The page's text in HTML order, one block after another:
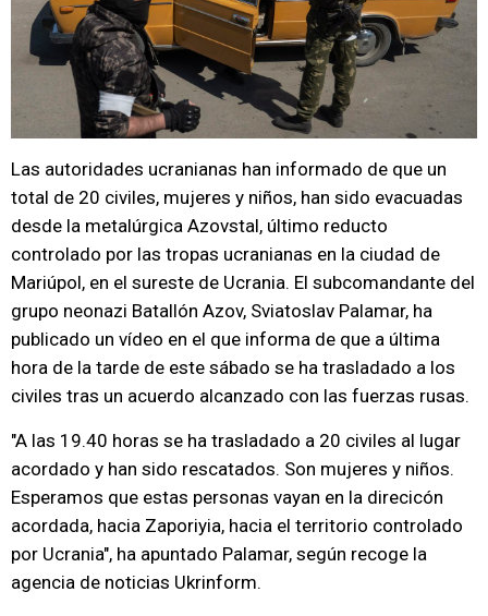
Las autoridades ucranianas han informado de que un
total de 20 civiles, mujeres y niños, han sido evacuadas
desde la metalúrgica Azovstal, último reducto
controlado por las tropas ucranianas en la ciudad de
Mariúpol, en el sureste de Ucrania. El subcomandante del
grupo neonazi Batallón Azov, Sviatoslav Palamar, ha
publicado un vídeo en el que informa de que a última
hora de la tarde de este sábado se ha trasladado a los
civiles tras un acuerdo alcanzado con las fuerzas rusas.
"A las 19.40 horas se ha trasladado a 20 civiles al lugar
acordado y han sido rescatados. Son mujeres y niños.
Esperamos que estas personas vayan en la direcicón
acordada, hacia Zaporiyia, hacia el territorio controlado
por Ucrania", ha apuntado Palamar, según recoge la
agencia de noticias Ukrinform.